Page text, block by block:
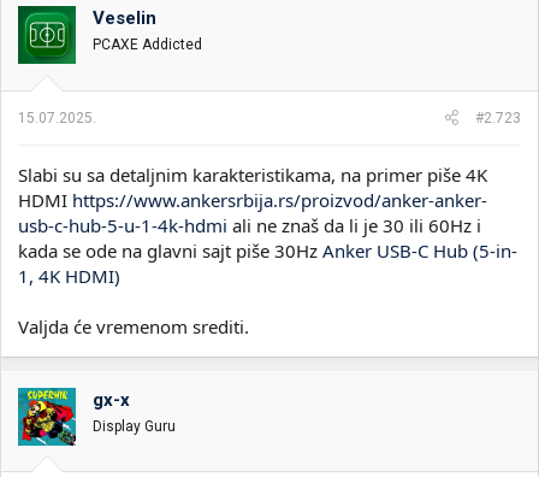
o
v
a
n
:
Veselin
PCAXE Addicted
15.07.2025. #2.723
Slabi su sa detaljnim karakteristikama, na primer piše 4K
HDMI https://www.ankersrbija.rs/proizvod/anker-anker-
usb-c-hub-5-u-1-4k-hdmi ali ne znaš da li je 30 ili 60Hz i
kada se ode na glavni sajt piše 30Hz Anker USB-C Hub (5-in-
1, 4K HDMI)
Valjda će vremenom srediti.
gx-x
Display Guru